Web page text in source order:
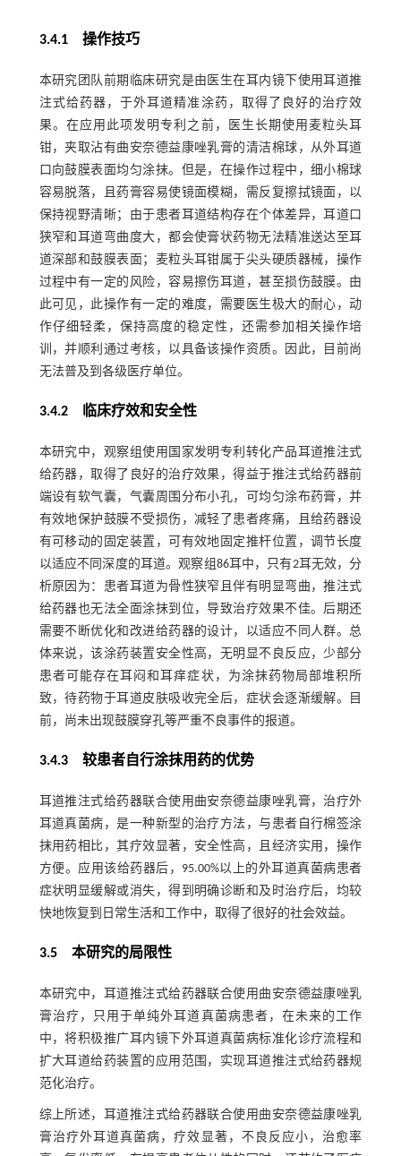
3.4.1 操作技巧
本研究团队前期临床研究是由医生在耳内镜下使用耳道推
注式给药器，于外耳道精准涂药，取得了良好的治疗效
果。在应用此项发明专利之前，医生长期使用麦粒头耳
钳，夹取沾有曲安奈德益康唑乳膏的清洁棉球，从外耳道
口向鼓膜表面均匀涂抹。但是，在操作过程中，细小棉球
容易脱落，且药膏容易使镜面模糊，需反复擦拭镜面，以
保持视野清晰；由于患者耳道结构存在个体差异，耳道口
狭窄和耳道弯曲度大，都会使膏状药物无法精准送达至耳
道深部和鼓膜表面；麦粒头耳钳属于尖头硬质器械，操作
过程中有一定的风险，容易擦伤耳道，甚至损伤鼓膜。由
此可见，此操作有一定的难度，需要医生极大的耐心，动
作仔细轻柔，保持高度的稳定性，还需参加相关操作培
训，并顺利通过考核，以具备该操作资质。因此，目前尚
无法普及到各级医疗单位。
3.4.2 临床疗效和安全性
本研究中，观察组使用国家发明专利转化产品耳道推注式
给药器，取得了良好的治疗效果，得益于推注式给药器前
端设有软气囊，气囊周围分布小孔，可均匀涂布药膏，并
有效地保护鼓膜不受损伤，减轻了患者疼痛，且给药器设
有可移动的固定装置，可有效地固定推杆位置，调节长度
以适应不同深度的耳道。观察组86耳中，只有2耳无效，分
析原因为：患者耳道为骨性狭窄且伴有明显弯曲，推注式
给药器也无法全面涂抹到位，导致治疗效果不佳。后期还
需要不断优化和改进给药器的设计，以适应不同人群。总
体来说，该涂药装置安全性高，无明显不良反应，少部分
患者可能存在耳闷和耳痒症状，为涂抹药物局部堆积所
致，待药物于耳道皮肤吸收完全后，症状会逐渐缓解。目
前，尚未出现鼓膜穿孔等严重不良事件的报道。
3.4.3 较患者自行涂抹用药的优势
耳道推注式给药器联合使用曲安奈德益康唑乳膏，治疗外
耳道真菌病，是一种新型的治疗方法，与患者自行棉签涂
抹用药相比，其疗效显著，安全性高，且经济实用，操作
方便。应用该给药器后，95.00%以上的外耳道真菌病患者
症状明显缓解或消失，得到明确诊断和及时治疗后，均较
快地恢复到日常生活和工作中，取得了很好的社会效益。
3.5 本研究的局限性
本研究中，耳道推注式给药器联合使用曲安奈德益康唑乳
膏治疗，只用于单纯外耳道真菌病患者，在未来的工作
中，将积极推广耳内镜下外耳道真菌病标准化诊疗流程和
扩大耳道给药装置的应用范围，实现耳道推注式给药器规
范化治疗。
综上所述，耳道推注式给药器联合使用曲安奈德益康唑乳
膏治疗外耳道真菌病，疗效显著，不良反应小，治愈率